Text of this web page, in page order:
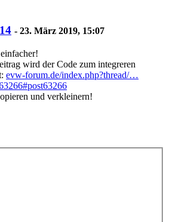
- 23. März 2019, 15:07
wird der Code zum integreren
evw-forum.de/index.php?thread/…
und verkleinern!